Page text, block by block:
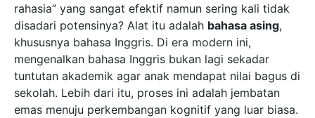
rahasia” yang sangat efektif namun sering kali tidak
disadari potensinya? Alat itu adalah bahasa asing,
khususnya bahasa Inggris. Di era modern ini,
mengenalkan bahasa Inggris bukan lagi sekadar
tuntutan akademik agar anak mendapat nilai bagus di
sekolah. Lebih dari itu, proses ini adalah jembatan
emas menuju perkembangan kognitif yang luar biasa.